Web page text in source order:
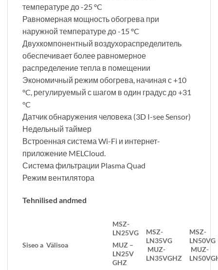
температуре до -25 °C
Равномерная мощность обогрева при
наружной температуре до -15 °C
Двухкомпонентный воздухораспределитель
обеспечивает более равномерное
распределение тепла в помещении
Экономичный режим обогрева, начиная с +10
°C, регулируемый с шагом в один градус до +31
°C
Датчик обнаружения человека (3D I-see Sensor)
Недельный таймер
Встроенная система Wi-Fi и интернет-
приложение MELCloud.
Система фильтрации Plasma Quad
Режим вентилятора
Tehnilised andmed
Siseoa Välisoa
MSZ-
LN25VG
MUZ –
LN25V
GHZ
MSZ-
LN35VG
MUZ-
LN35VGHZ
MSZ-
LN50VG
MUZ-